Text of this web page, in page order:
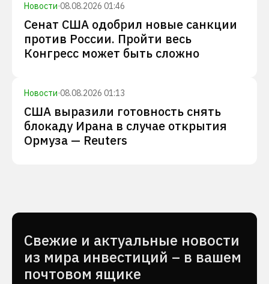
Новости·08.08.2026 01:46
Сенат США одобрил новые санкции
против России. Пройти весь
Конгресс может быть сложно
Новости·08.08.2026 01:13
США выразили готовность снять
блокаду Ирана в случае открытия
Ормуза — Reuters
Cвежие и актуальные новости
из мира инвестиций – в вашем
почтовом ящике